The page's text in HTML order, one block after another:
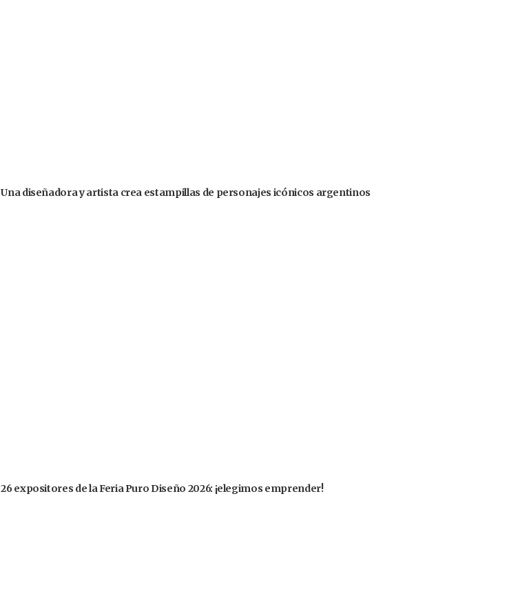
Una diseñadora y artista crea estampillas de personajes icónicos argentinos
26 expositores de la Feria Puro Diseño 2026: ¡elegimos emprender!